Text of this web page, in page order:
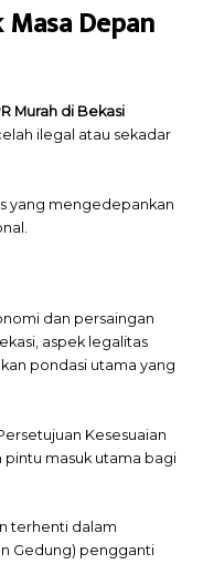
Depan
Murah di Bekasi
ilegal atau sekadar
yang mengedepankan
dan persaingan
aspek legalitas
pondasi utama yang
Kesesuaian
pintu masuk utama bagi
terhenti dalam
Gedung) pengganti